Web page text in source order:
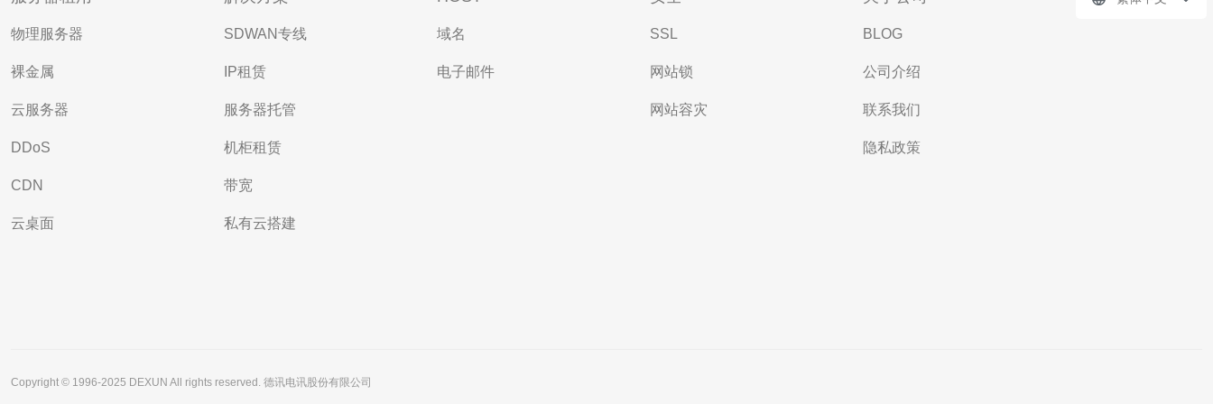
物理服务器
裸金属
云服务器
DDoS
CDN
云桌面
SDWAN专线
IP租赁
服务器托管
机柜租赁
带宽
私有云搭建
域名
电子邮件
SSL
网站锁
网站容灾
BLOG
公司介绍
联系我们
隐私政策
Copyright © 1996-2025 DEXUN All rights reserved. 德讯电讯股份有限公司